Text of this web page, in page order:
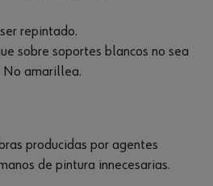
repintado.
sobre soportes blancos no sea
No amarillea.
producidas por agentes
de pintura innecesarias.